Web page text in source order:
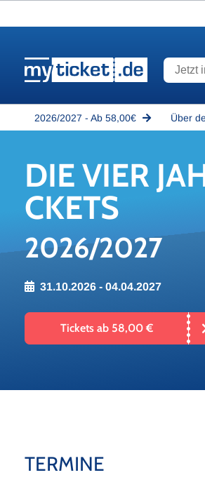
Jetzt
2026/2027 - Ab 58,00€ Über
DIE VIER
CKETS
2026/2027
31.10.2026 - 04.04.2027
Tickets ab 58,00 €
TERMINE